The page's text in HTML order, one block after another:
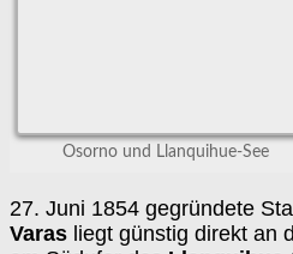
Osorno und Llanquihue-See
27. Juni 1854 gegründete
Varas liegt günstig direkt an